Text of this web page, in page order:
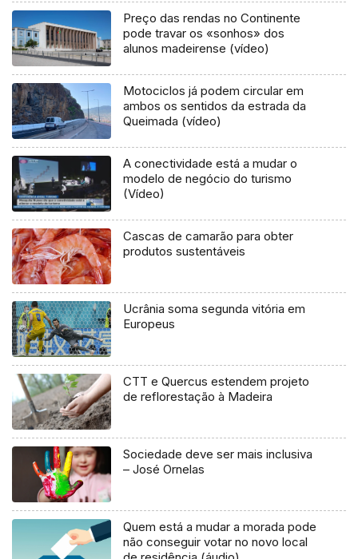
Preço das rendas no Continente
pode travar os «sonhos» dos
alunos madeirense (vídeo)
Motociclos já podem circular em
ambos os sentidos da estrada da
Queimada (vídeo)
A conectividade está a mudar o
modelo de negócio do turismo
(Vídeo)
Cascas de camarão para obter
produtos sustentáveis
Ucrânia soma segunda vitória em
Europeus
CTT e Quercus estendem projeto
de reflorestação à Madeira
Sociedade deve ser mais inclusiva
– José Ornelas
Quem está a mudar a morada pode
não conseguir votar no novo local